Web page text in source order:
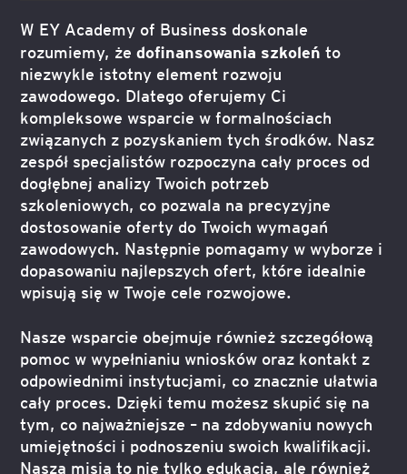
W EY Academy of Business doskonale
rozumiemy, żedofinansowania szkoleń to
niezwykle istotny element rozwoju
zawodowego. Dlatego oferujemy Ci
kompleksowe wsparcie w formalnościach
związanych z pozyskaniem tych środków. Nasz
zespół specjalistów rozpoczyna cały proces od
dogłębnej analizy Twoich potrzeb
szkoleniowych, co pozwala na precyzyjne
dostosowanie oferty do Twoich wymagań
zawodowych. Następnie pomagamy w wyborze i
dopasowaniu najlepszych ofert, które idealnie
wpisują się w Twoje cele rozwojowe.
Nasze wsparcie obejmuje również szczegółową
pomoc w wypełnianiu wniosków oraz kontakt z
odpowiednimi instytucjami, co znacznie ułatwia
cały proces. Dzięki temu możesz skupić się na
tym, co najważniejsze – na zdobywaniu nowych
umiejętności i podnoszeniu swoich kwalifikacji.
Nasza misja to nie tylko edukacja, ale również